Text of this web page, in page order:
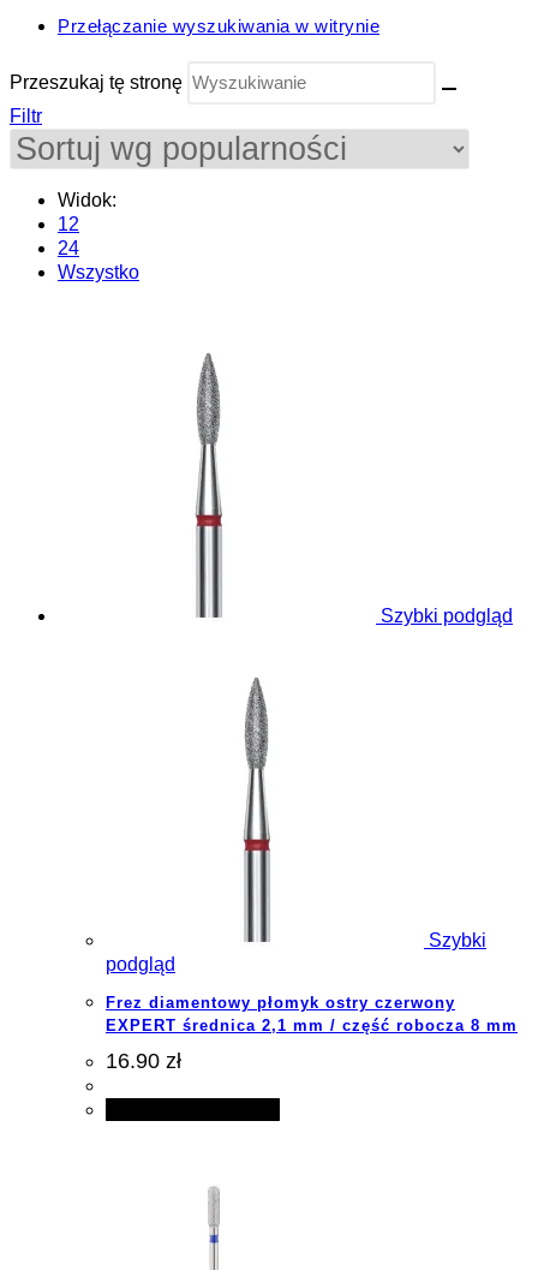
Przełączanie wyszukiwania w witrynie
Przeszukaj tę stronę
Filtr
Widok:
12
24
Wszystko
Szybki podgląd
Szybki
podgląd
Frez diamentowy płomyk ostry czerwony
EXPERT średnica 2,1 mm / część robocza 8 mm
16.90 zł